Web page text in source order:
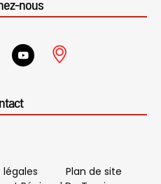
nous
Plan de site